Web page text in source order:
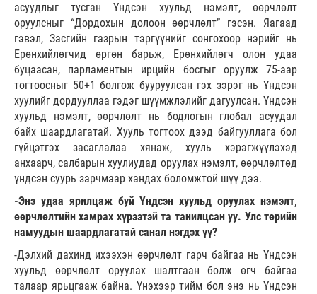
асуудлыг тусган Үндсэн хуульд нэмэлт, өөрчлөлт
оруулсныг “Дордохын долоон өөрчлөлт” гэсэн. Яагаад
гэвэл, Засгийн газрын тэргүүнийг сонгохоор нэрийг нь
Ерөнхийлөгчид өргөн барьж, Ерөнхийлөгч олон удаа
буцаасан, парламентын ирцийн босгыг оруулж 75-аар
тогтоосныг 50+1 болгож бууруулсан гэх зэрэг нь Үндсэн
хуулийг дордууллаа гэдэг шүүмжлэлийг дагуулсан. Үндсэн
хуульд нэмэлт, өөрчлөлт нь бодлогын глобал асуудал
байх шаардлагатай. Хууль тогтоох дээд байгууллага бол
гүйцэтгэх засаглалаа хянаж, хууль хэрэгжүүлэхэд
анхаарч, салбарын хуулиудад оруулах нэмэлт, өөрчлөлтөд
үндсэн суурь зарчмаар хандах боломжтой шүү дээ.
-Энэ удаа ярилцаж буй Үндсэн хуульд оруулах нэмэлт,
өөрчлөлтийн хамрах хүрээтэй та танилцсан уу. Улс төрийн
намуудын шаардлагатай санал нэгдэх үү?
-Дэлхий дахинд ихээхэн өөрчлөлт гарч байгаа нь Үндсэн
хуульд өөрчлөлт оруулах шалтгаан болж өгч байгаа
талаар ярьцгааж байна. Үнэхээр тийм бол энэ нь Үндсэн